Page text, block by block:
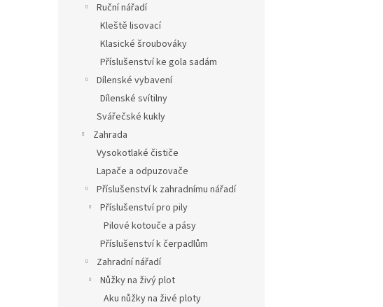
Ruční nářadí
Kleště lisovací
Klasické šroubováky
Příslušenství ke gola sadám
Dílenské vybavení
Dílenské svítilny
Svářečské kukly
Zahrada
Vysokotlaké čističe
Lapače a odpuzovače
Příslušenství k zahradnímu nářadí
Příslušenství pro pily
Pilové kotouče a pásy
Příslušenství k čerpadlům
Zahradní nářadí
Nůžky na živý plot
Aku nůžky na živé ploty